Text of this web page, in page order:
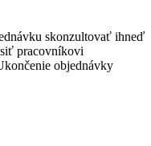
skonzultovať ihneď
pracovníkovi
objednávky